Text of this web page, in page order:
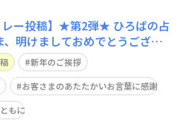
レー投稿】★第2弾★ ひろばの占
情をたまわり、誠にありがと
どおりでお仕事されているかた
まで
新年のご挨拶
お客さまのあたたかいお言葉に感謝
もに